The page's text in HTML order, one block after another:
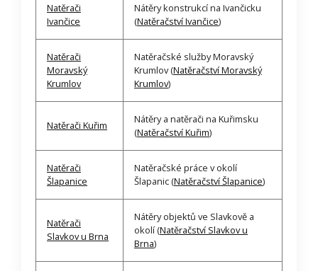
Natěrači
Ivančice
Nátěry konstrukcí na Ivančicku
(Natěračství Ivančice)
Natěrači
Moravský
Krumlov
Natěračské služby Moravský
Krumlov (Natěračství Moravský
Krumlov)
Natěrači Kuřim
Nátěry a natěrači na Kuřimsku
(Natěračství Kuřim)
Natěrači
Šlapanice
Natěračské práce v okolí
Šlapanic (Natěračství Šlapanice)
Natěrači
Slavkov u Brna
Nátěry objektů ve Slavkově a
okolí (Natěračství Slavkov u
Brna)